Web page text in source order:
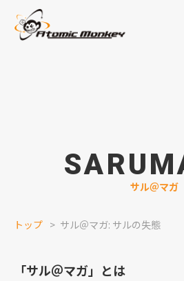
サル＠マガ
トップ サル＠マガ: サルの失態
「サル＠マガ」とは